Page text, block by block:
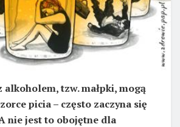
alkoholem, tzw. małpki, mogą
picia – często zaczyna się
nie jest to obojętne dla